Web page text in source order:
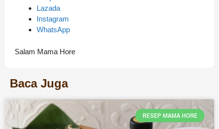
Lazada
Instagram
WhatsApp
Salam Mama Hore
Baca Juga
RESEP MAMA HORE